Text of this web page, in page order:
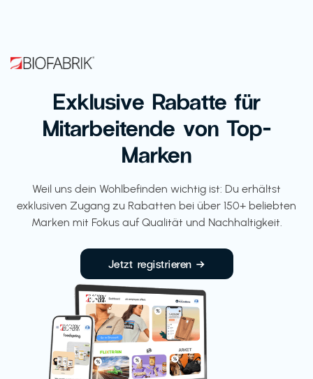
Exklusive Rabatte für
Mitarbeitende von Top-
Marken
Weil uns dein Wohlbefinden wichtig ist: Du erhältst
exklusiven Zugang zu Rabatten bei über 150+ beliebten
Marken mit Fokus auf Qualität und Nachhaltigkeit.
Jetzt registrieren →